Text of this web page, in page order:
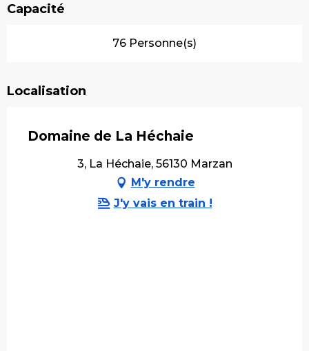
Capacité
76 Personne(s)
Localisation
Domaine de La Héchaie
3, La Héchaie, 56130 Marzan
M'y rendre
J'y vais en train !